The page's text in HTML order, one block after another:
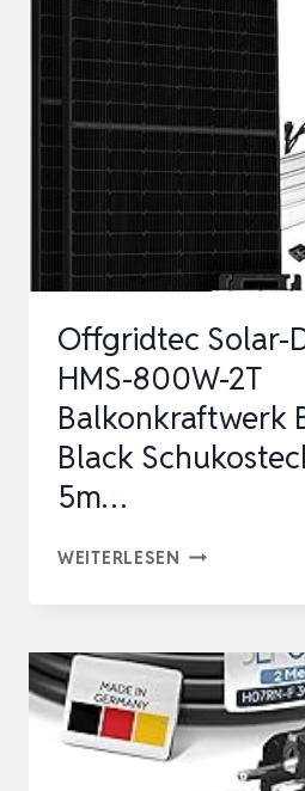
K
SOLARKABEL
SCHWARZ…
Offgridtec Solar-
HMS-800W-2T
Balkonkraftwerk
Black
5m…
WEITERLESEN OFFGRIDTEC
860W
HMS-
800W-